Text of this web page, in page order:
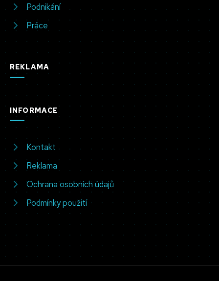
Podnikání
Práce
REKLAMA
INFORMACE
Kontakt
Reklama
Ochrana osobních údajů
Podmínky použití